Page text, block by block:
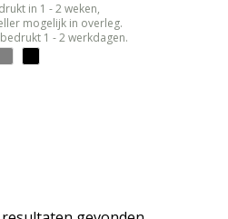
in 1 - 2 weken,
mogelijk in overleg.
1 - 2 werkdagen.